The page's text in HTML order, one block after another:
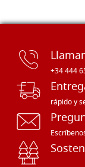
+34 444
rápido y